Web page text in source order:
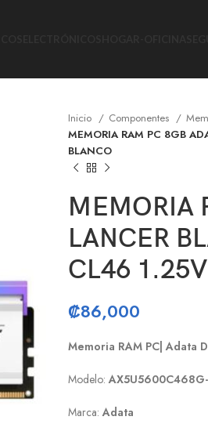
Inicio Componentes
MEMORIA RAM PC 8GB
BLANCO
MEMORIA
LANCER
CL46
₡86,000
Memoria RAM PC| Adata
Modelo:
Marca:Adata